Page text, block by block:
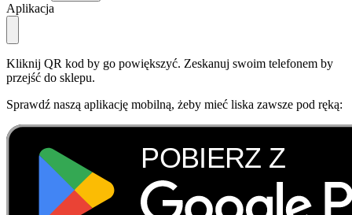
Aplikacja
Kliknij QR kod by go powiększyć. Zeskanuj swoim telefonem by
przejść do sklepu.
Sprawdź naszą aplikację mobilną, żeby mieć liska zawsze pod ręką: